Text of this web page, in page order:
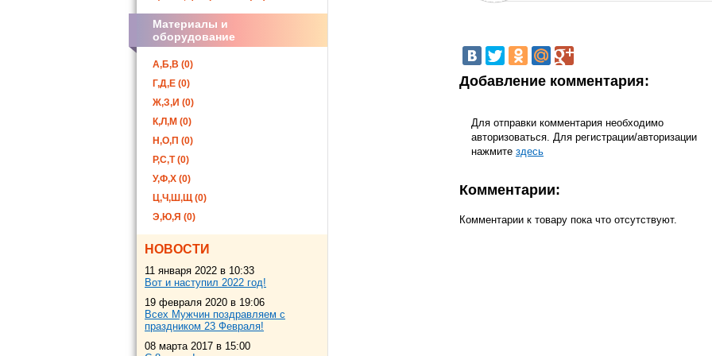
Добавление комментария:
Для отправки комментария необходимо
авторизоваться. Для регистрации/авторизации
нажмите здесь
Комментарии:
Комментарии к товару пока что отсутствуют.
Материалы и
оборудование
А,Б,В (0)
Г,Д,Е (0)
Ж,З,И (0)
К,Л,М (0)
Н,О,П (0)
Р,С,Т (0)
У,Ф,Х (0)
Ц,Ч,Ш,Щ (0)
Э,Ю,Я (0)
НОВОСТИ
11 января 2022 в 10:33
Вот и наступил 2022 год!
19 февраля 2020 в 19:06
Всех Мужчин поздравляем с
праздником 23 Февраля!
08 марта 2017 в 15:00